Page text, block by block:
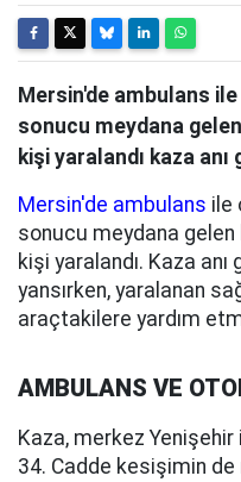
Mersin'de ambulans
sonucu meydana
kişi yaralandı kaza anı
Mersin'de ambulans ile
sonucu meydana gelen
kişi yaralandı. Kaza
yansırken, yaralanan
araçtakilere yardım
AMBULANS VE
Kaza, merkez
34. Cadde kesişimin de